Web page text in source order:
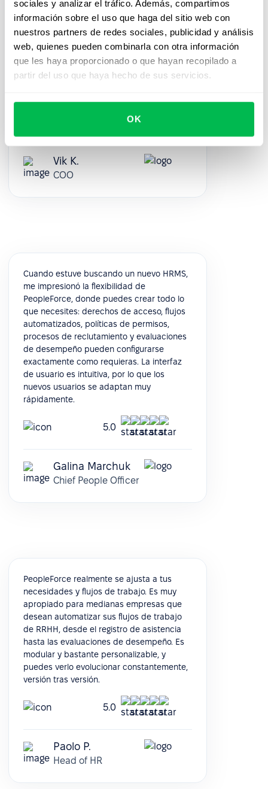
sociales y analizar el tráfico. Además, compartimos
información sobre el uso que haga del sitio web con
nuestros partners de redes sociales, publicidad y análisis
web, quienes pueden combinarla con otra información
que les haya proporcionado o que hayan recopilado a
partir del uso que haya hecho de sus servicios.
OK
y la configuración lleva muy poco tiempo. El
equipo de implementación es estupendo:
siempre estaban dispuestos a responder a
cualquier pregunta durante el proceso.
Asimismo, lo mejor es que el servicio de
atención al cliente escucha tus
comentarios y ya han implementado
Vik K.
COO
Cuando estuve buscando un nuevo HRMS,
me impresionó la flexibilidad de
PeopleForce, donde puedes crear todo lo
que necesites: derechos de acceso, flujos
automatizados, políticas de permisos,
procesos de reclutamiento y evaluaciones
de desempeño pueden configurarse
exactamente como requieras. La interfaz
de usuario es intuitiva, por lo que los
nuevos usuarios se adaptan muy
rápidamente.
5.0
Galina Marchuk
Chief People Officer
PeopleForce realmente se ajusta a tus
necesidades y flujos de trabajo. Es muy
apropiado para medianas empresas que
desean automatizar sus flujos de trabajo
de RRHH, desde el registro de asistencia
hasta las evaluaciones de desempeño. Es
modular y bastante personalizable, y
puedes verlo evolucionar constantemente,
versión tras versión.
5.0
Paolo P.
Head of HR